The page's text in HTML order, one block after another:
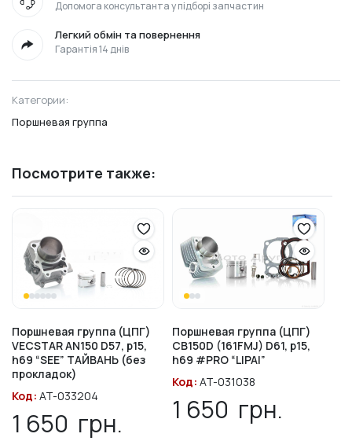
Допомога консультанта у підборі запчастин
Легкий обмін та повернення
Гарантія 14 днів
Категории:
Поршневая группа
Посмотрите также:
Поршневая группа (ЦПГ)
VECSTAR AN150 D57, p15,
h69 “SEE” ТАЙВАНЬ (без
прокладок)
Код: AT-033204
1 650 грн.
Поршневая группа (ЦПГ)
CB150D (161FMJ) D61, p15,
h69 #PRO “LIPAI”
Код: AT-031038
1 650 грн.